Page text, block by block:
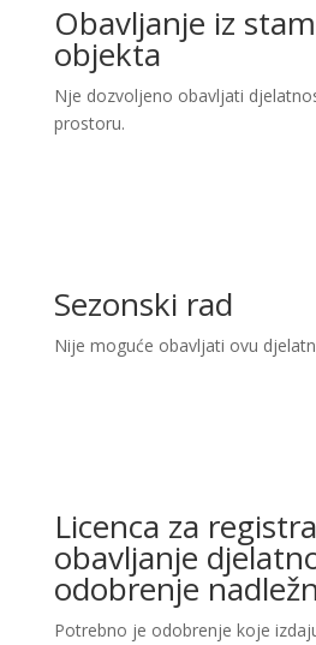
Obavljanje iz
objekta
Nje dozvoljeno obavljati
prostoru.
Sezonski rad
Nije moguće obavljati ovu
Licenca za
obavljanje
odobrenje
Potrebno je odobrenje koje